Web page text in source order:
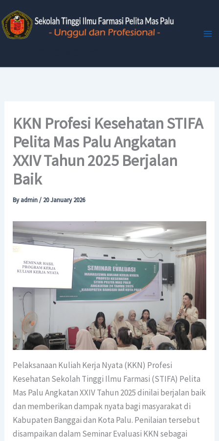
to
content
KKN Profesi Kesehatan STIFA
Pelita Mas Palu Angkatan
XXIV Tahun 2025 Berjalan
Baik
Byadmin/ 20 January 2026
Pelaksanaan Kuliah Kerja Nyata (KKN) Profesi
Kesehatan Sekolah Tinggi Ilmu Farmasi (STIFA) Pelita
Mas Palu Angkatan XXIV Tahun 2025 dinilai berjalan baik
dan memberikan dampak nyata bagi masyarakat di
Kabupaten Banggai dan Kota Palu. Penilaian tersebut
disampaikan dalam Seminar Evaluasi KKN sebagai